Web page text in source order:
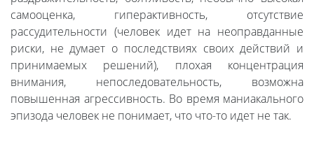
самооценка, гиперактивность, отсутствие
рассудительности (человек идет на неоправданные
риски, не думает о последствиях своих действий и
принимаемых решений), плохая концентрация
внимания, непоследовательность, возможна
повышенная агрессивность. Во время маниакального
эпизода человек не понимает, что что-то идет не так.